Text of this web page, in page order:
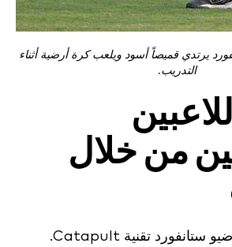
يرتدي قميصاً أسود ويلعب كرة أرضية أثناء
التدريب.
من خلال
سرعان ما تبنى رياضيو ستانفورد تقنية Catapult.